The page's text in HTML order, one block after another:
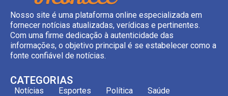
Nosso site é uma plataforma online especializada em
fornecer notícias atualizadas, verídicas e pertinentes.
Com uma firme dedicação à autenticidade das
informações, o objetivo principal é se estabelecer como a
fonte confiável de notícias.
CATEGORIAS
Notícias Esportes Política Saúde